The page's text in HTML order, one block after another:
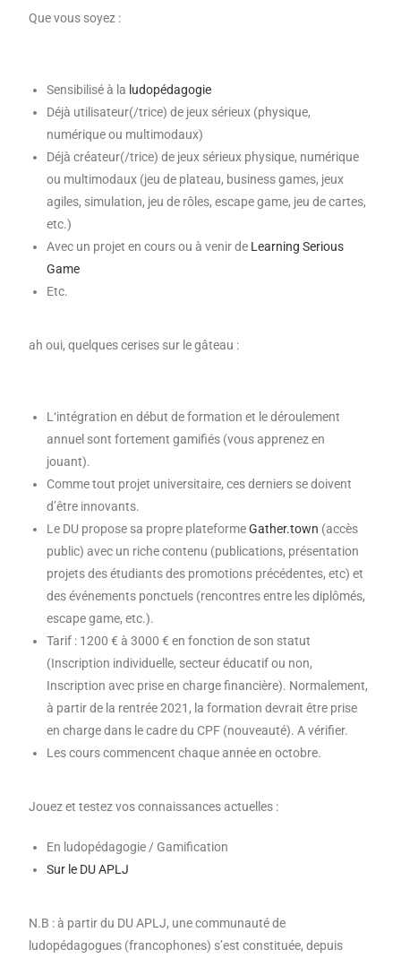
Que vous soyez :
Sensibilisé à la ludopédagogie
Déjà utilisateur(/trice) de jeux sérieux (physique,
numérique ou multimodaux)
Déjà créateur(/trice)de jeux sérieux physique, numérique
ou multimodaux (jeu de plateau, business games, jeux
agiles, simulation, jeu de rôles, escape game, jeu de cartes,
etc.)
Avec un projet en cours ou à venir de Learning Serious
Game
Etc.
ah oui, quelques cerises sur le gâteau :
L‘intégration en début de formation et le déroulement
annuel sont fortement gamifiés (vous apprenez en
jouant).
Comme tout projet universitaire, ces derniers se doivent
d’être innovants.
Le DU propose sa propre plateformeGather.town (accès
public) avec un riche contenu (publications, présentation
projets des étudiants des promotions précédentes, etc) et
des événements ponctuels (rencontres entre les diplômés,
escape game, etc.).
Tarif : 1200 € à 3000 € en fonction de son statut
(Inscription individuelle, secteur éducatif ou non,
Inscription avec prise en charge financière). Normalement,
à partir de la rentrée 2021, la formation devrait être prise
en charge dans le cadre du CPF (nouveauté). A vérifier.
Les cours commencent chaque année en octobre.
Jouezet testez vos connaissances actuelles :
En ludopédagogie / Gamification
Sur le DU APLJ
N.B : à partir du DU APLJ, une communauté de
ludopédagogues (francophones) s’est constituée, depuis